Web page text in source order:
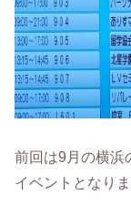
前回は9月の横浜
イベントとなりま